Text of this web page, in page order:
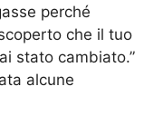
perché
che il tuo
stato cambiato.”
alcune